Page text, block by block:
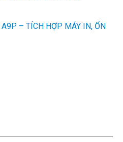
– TÍCH HỢP MÁY IN, ỔN